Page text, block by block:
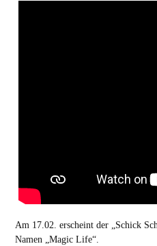
Am 17.02. erscheint der „Schick
Namen „Magic Life“.